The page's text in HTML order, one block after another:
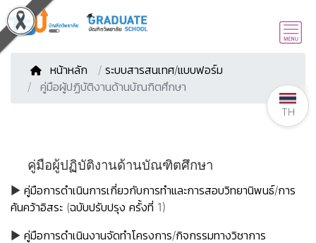
หน้าหลัก / ระบบสารสนเทศ/แบบฟอร์ม
คู่มือผู้ปฏิบัติงานด้านบัณฑิตศึกษา
คู่มือผู้ปฏิบัติงานด้านบัณฑิตศึกษา
▶ คู่มือการดำเนินการเกี่ยวกับการทำและการสอบวิทยานิพนธ์/การ
ค้นคว้าอิสระ (ฉบับปรับปรุง ครั้งที่ 1)
▶ คู่มือการดำเนินงานจัดทำโครงการ/กิจกรรมทางวิชาการ
TH